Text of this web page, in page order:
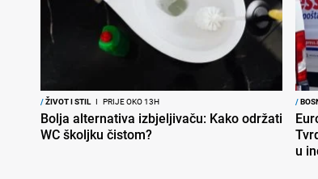
/ŽIVOT I STIL I PRIJE OKO 13H
Bolja alternativa izbjeljivaču: Kako održati
WC školjku čistom?
/
u